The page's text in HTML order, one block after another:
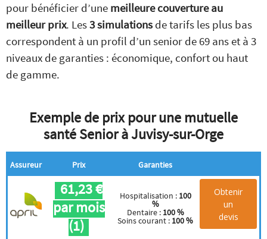
pour bénéficier d’une meilleure couverture au
meilleur prix. Les3 simulations de tarifs les plus bas
correspondent à un profil d’un senior de 69 ans et à 3
niveaux de garanties : économique, confort ou haut
de gamme.
Exemple de prix pour une mutuelle
santé Senior à Juvisy-sur-Orge
Assureur Prix Garanties
61,23 €
par mois
(1)
Hospitalisation : 100
%
Dentaire : 100 %
Soins courant : 100 %
Obtenir
un
devis